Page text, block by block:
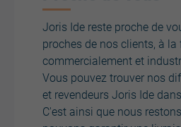
Joris Ide reste proche de
proches de nos clients, à la
commercialement et
Vous pouvez trouver nos
et revendeurs Joris Ide
C'est ainsi que nous